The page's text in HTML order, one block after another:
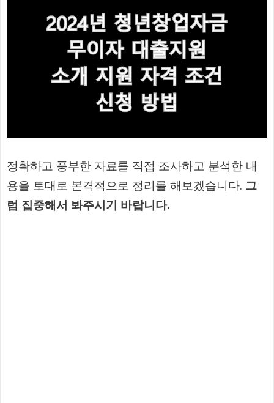
정확하고 풍부한 자료를 직접 조사하고 분석한 내
용을 토대로 본격적으로 정리를 해보겠습니다. 그
럼 집중해서 봐주시기 바랍니다.